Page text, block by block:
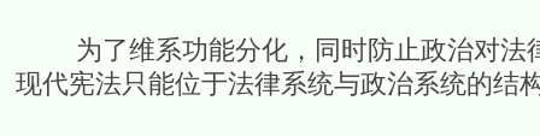
为了维系功能分化，同时防止政治对法
现代宪法只能位于法律系统与政治系统的结